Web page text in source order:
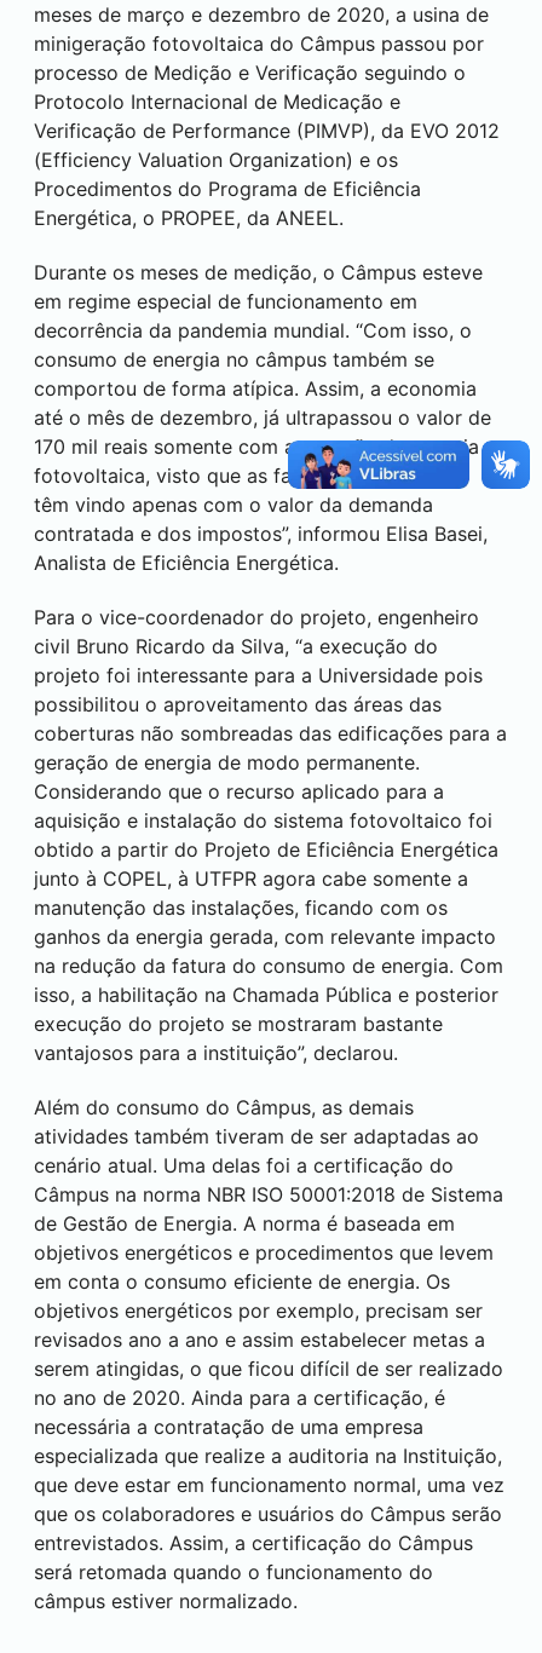
meses de março e dezembro de 2020, a usina de
minigeração fotovoltaica do Câmpus passou por
processo de Medição e Verificação seguindo o
Protocolo Internacional de Medicação e
Verificação de Performance (PIMVP), da EVO 2012
(Efficiency Valuation Organization) e os
Procedimentos do Programa de Eficiência
Energética, o PROPEE, da ANEEL.
Durante os meses de medição, o Câmpus esteve
em regime especial de funcionamento em
decorrência da pandemia mundial. “Com isso, o
consumo de energia no câmpus também se
comportou de forma atípica. Assim, a economia
até o mês de dezembro, já ultrapassou o valor de
170 mil reais somente com a geração de energia
fotovoltaica, visto que as faturas neste período
têm vindo apenas com o valor da demanda
contratada e dos impostos”, informou Elisa Basei,
Analista de Eficiência Energética.
Para o vice-coordenador do projeto, engenheiro
civil Bruno Ricardo da Silva, “a execução do
projeto foi interessante para a Universidade pois
possibilitou o aproveitamento das áreas das
coberturas não sombreadas das edificações para a
geração de energia de modo permanente.
Considerando que o recurso aplicado para a
aquisição e instalação do sistema fotovoltaico foi
obtido a partir do Projeto de Eficiência Energética
junto à COPEL, à UTFPR agora cabe somente a
manutenção das instalações, ficando com os
ganhos da energia gerada, com relevante impacto
na redução da fatura do consumo de energia. Com
isso, a habilitação na Chamada Pública e posterior
execução do projeto se mostraram bastante
vantajosos para a instituição”, declarou.
Além do consumo do Câmpus, as demais
atividades também tiveram de ser adaptadas ao
cenário atual. Uma delas foi a certificação do
Câmpus na norma NBR ISO 50001:2018 de Sistema
de Gestão de Energia. A norma é baseada em
objetivos energéticos e procedimentos que levem
em conta o consumo eficiente de energia. Os
objetivos energéticos por exemplo, precisam ser
revisados ano a ano e assim estabelecer metas a
serem atingidas, o que ficou difícil de ser realizado
no ano de 2020. Ainda para a certificação, é
necessária a contratação de uma empresa
especializada que realize a auditoria na Instituição,
que deve estar em funcionamento normal, uma vez
que os colaboradores e usuários do Câmpus serão
entrevistados. Assim, a certificação do Câmpus
será retomada quando o funcionamento do
câmpus estiver normalizado.